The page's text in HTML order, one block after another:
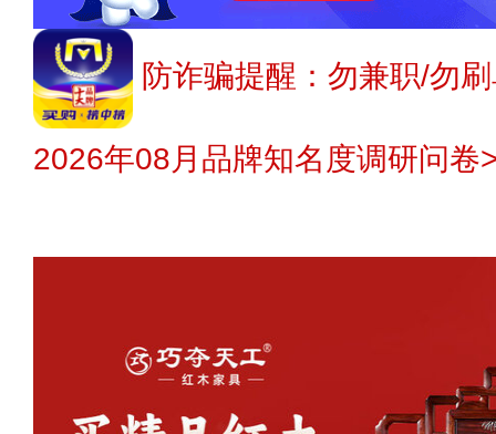
防诈骗提醒：勿兼职/勿
2026年08月品牌知名度调研问卷